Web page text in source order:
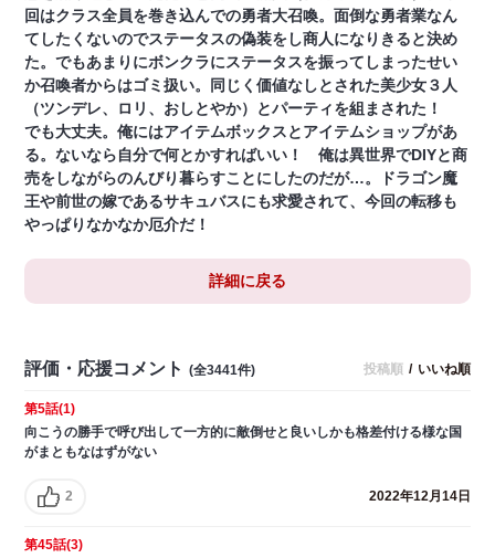
回はクラス全員を巻き込んでの勇者大召喚。面倒な勇者業なん
てしたくないのでステータスの偽装をし商人になりきると決め
た。でもあまりにボンクラにステータスを振ってしまったせい
か召喚者からはゴミ扱い。同じく価値なしとされた美少女３人
（ツンデレ、ロリ、おしとやか）とパーティを組まされた！
でも大丈夫。俺にはアイテムボックスとアイテムショップがあ
る。ないなら自分で何とかすればいい！ 俺は異世界でDIYと商
売をしながらのんびり暮らすことにしたのだが…。ドラゴン魔
王や前世の嫁であるサキュバスにも求愛されて、今回の転移も
やっぱりなかなか厄介だ！
詳細に戻る
評価・応援コメント (全3441件) 投稿順 / いいね順
第5話(1)
向こうの勝手で呼び出して一方的に敵倒せと良いしかも格差付ける様な国
がまともなはずがない
2 2022年12月14日
第45話(3)